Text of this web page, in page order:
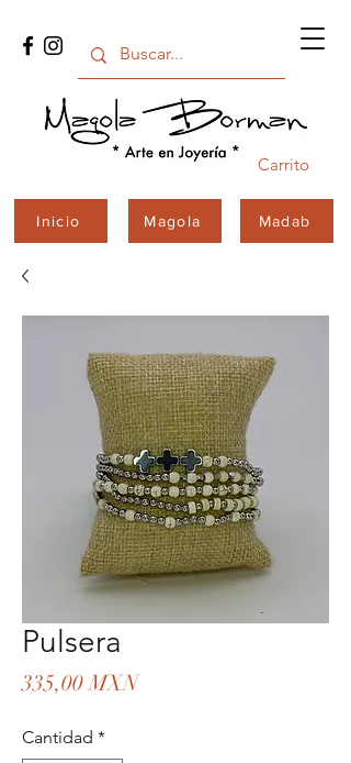
Carrito
Inicio Magola Madab
Pulsera
335,00 MXNPrecio
Cantidad *